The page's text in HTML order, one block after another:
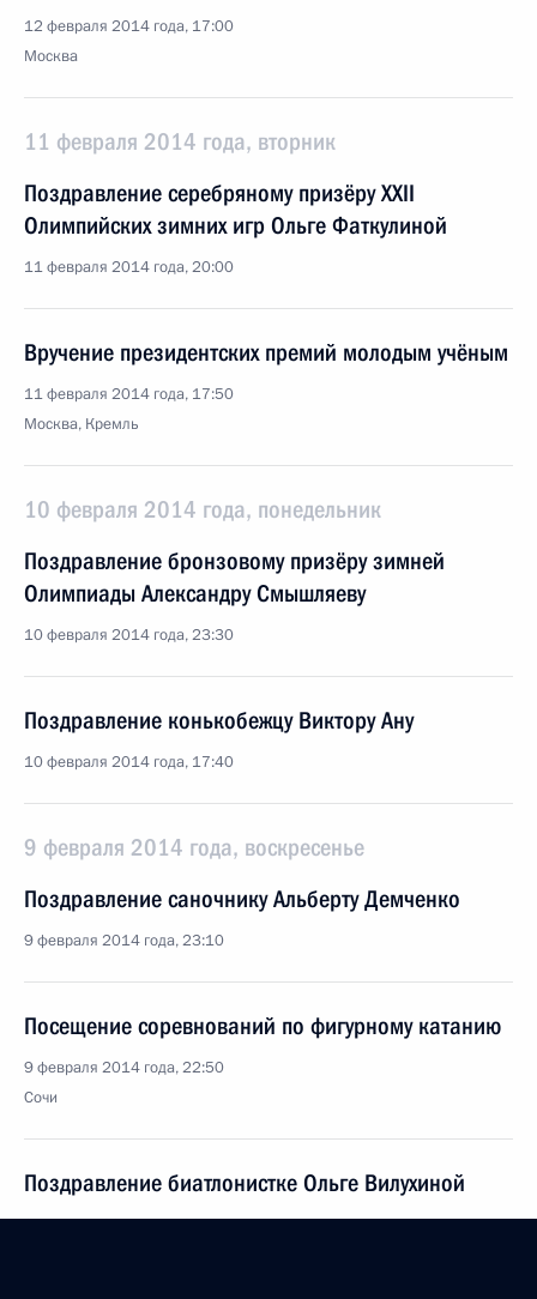
12 февраля 2014 года, 17:00
Москва
11 февраля 2014 года, вторник
Поздравление серебряному призёру XXII
Олимпийских зимних игр Ольге Фаткулиной
11 февраля 2014 года, 20:00
Вручение президентских премий молодым учёным
11 февраля 2014 года, 17:50
Москва, Кремль
10 февраля 2014 года, понедельник
Поздравление бронзовому призёру зимней
Олимпиады Александру Смышляеву
10 февраля 2014 года, 23:30
Поздравление конькобежцу Виктору Ану
10 февраля 2014 года, 17:40
9 февраля 2014 года, воскресенье
Поздравление саночнику Альберту Демченко
9 февраля 2014 года, 23:10
Посещение соревнований по фигурному катанию
9 февраля 2014 года, 22:50
Сочи
Поздравление биатлонистке Ольге Вилухиной
9 февраля 2014 года, 20:15